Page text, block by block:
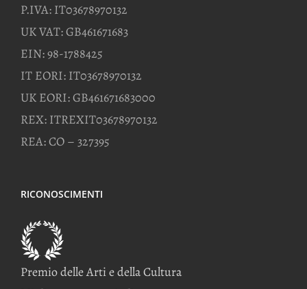
P.IVA: IT03678970132
UK VAT: GB461671683
EIN: 98-1788425
IT EORI: IT03678970132
UK EORI: GB461671683000
REX: ITREXIT03678970132
REA: CO – 327395
RICONOSCIMENTI
Premio delle Arti e della Cultura